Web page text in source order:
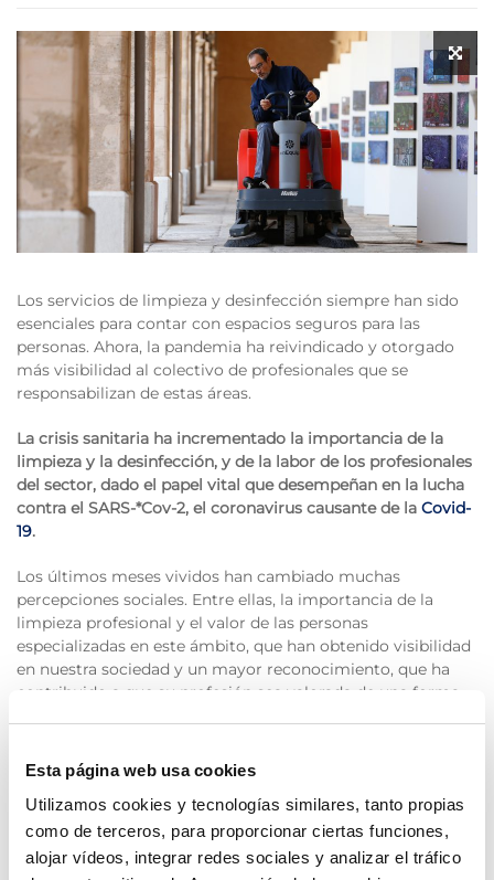
Esta página web usa cookies
Utilizamos cookies y tecnologías similares, tanto propias
como de terceros, para proporcionar ciertas funciones,
alojar vídeos, integrar redes sociales y analizar el tráfico
Los servicios de limpieza y desinfección siempre han sido
esenciales para contar con espacios seguros para las
personas. Ahora, la pandemia ha reivindicado y otorgado
más visibilidad al colectivo de profesionales que se
responsabilizan de estas áreas.
La crisis sanitaria ha incrementado la importancia de la
limpieza y la desinfección, y de la labor de los profesionales
del sector, dado el papel vital que desempeñan en la lucha
contra el SARS-*Cov-2, el coronavirus causante de la Covid-
19.
Los últimos meses vividos han cambiado muchas
percepciones sociales. Entre ellas, la importancia de la
limpieza profesional y el valor de las personas
especializadas en este ámbito, que han obtenido visibilidad
en nuestra sociedad y un mayor reconocimiento, que ha
contribuido a que su profesión sea valorada de una forma
Ahora más que nunca, deben seguirse todas las
precauciones y los protocolos.
desinfecciones y limpiezas en las instalaciones y reforzar el
mantenimiento continuo.
Pero no se puede olvidar que estos procedimientos y